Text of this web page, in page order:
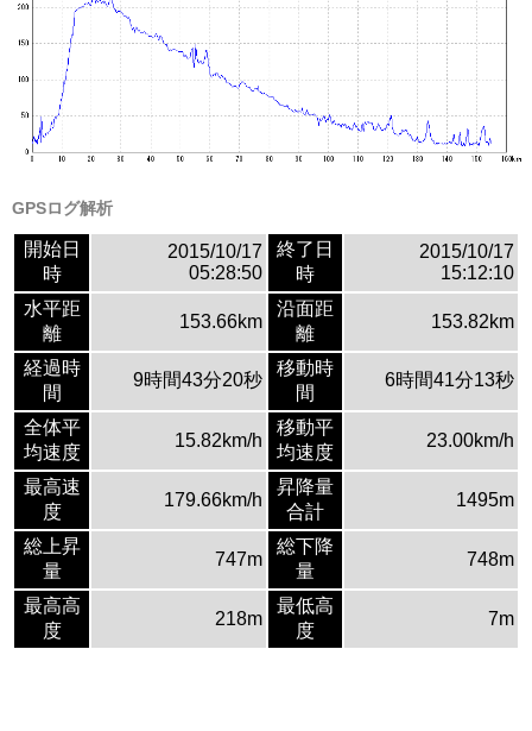
GPSログ解析
開始日
時
2015/10/17
05:28:50
終了日
時
2015/10/17
15:12:10
水平距
離
153.66km
沿面距
離
153.82km
経過時
間
9時間43分20秒
移動時
間
6時間41分13秒
全体平
均速度
15.82km/h
移動平
均速度
23.00km/h
最高速
度
179.66km/h
昇降量
合計
1495m
総上昇
量
747m
総下降
量
748m
最高高
度
218m
最低高
度
7m